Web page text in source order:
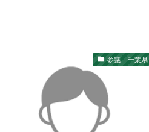
参議 – 千葉県